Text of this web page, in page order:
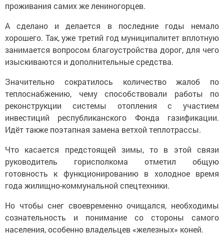
проживания самих же лениногорцев.
А сделано и делается в последние годы немало
хорошего. Так, уже третий год муниципалитет вплотную
занимается вопросом благоустройства дорог, для чего
изыскиваются и дополнительные средства.
Значительно сократилось количество жалоб по
теплоснабжению, чему способствовали работы по
реконструкции системы отопления с участием
инвестиций республиканского Фонда газификации.
Идёт также поэтапная замена ветхой теплотрассы.
Что касается предстоящей зимы, то в этой связи
руководитель горисполкома отметил общую
готовность к функционированию в холодное время
года жилищно-коммунальной спецтехники.
Но чтобы снег своевременно очищался, необходимы
сознательность и понимание со стороны самого
населения, особенно владельцев «железных» коней.